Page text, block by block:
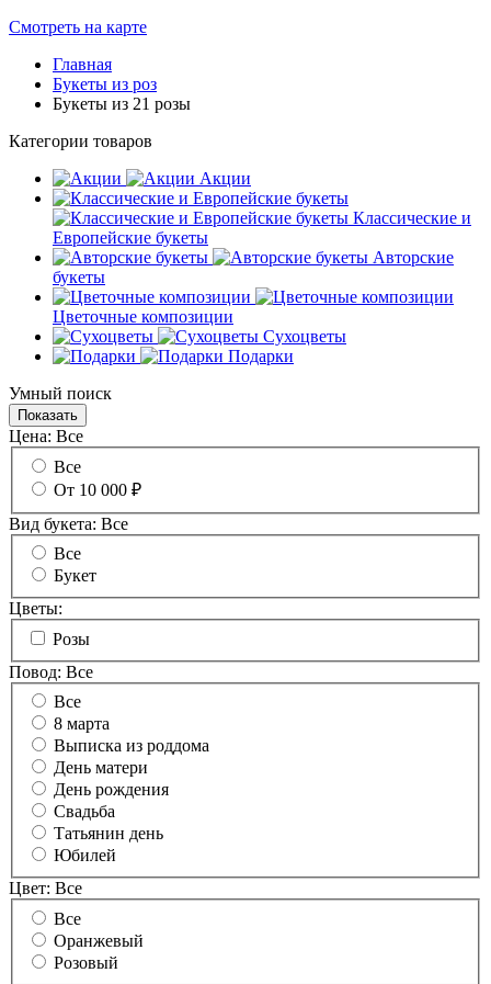
Смотреть на карте
Главная
Букеты из роз
Букеты из 21 розы
Категории товаров
Акции
Классические и
Европейские букеты
Авторские
букеты
Цветочные композиции
Сухоцветы
Подарки
Умный поиск
Цена: Все
Все
От 10 000 ₽
Вид букета: Все
Все
Букет
Цветы:
Розы
Повод: Все
Все
8 марта
Выписка из роддома
День матери
День рождения
Свадьба
Татьянин день
Юбилей
Цвет: Все
Все
Оранжевый
Розовый